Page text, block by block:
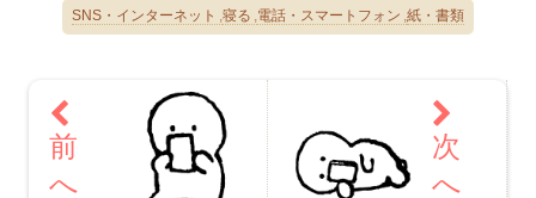
SNS・インターネット 寝る 電話・スマートフォン 紙・書類